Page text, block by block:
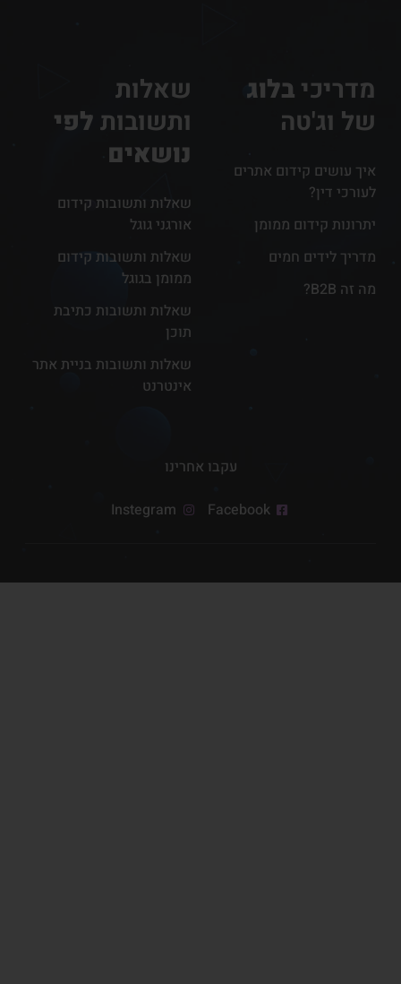
מדריכיבלוג
של וג'טה
איך עושים קידום אתרים
לעורכי דין?
יתרונות קידום ממומן
מדריך לידים חמים
מה זה B2B?
שאלות
ותשובותלפי
נושאים
שאלות ותשובות קידום
אורגני גוגל
שאלות ותשובות קידום
ממומן בגוגל
שאלות ותשובות כתיבת
תוכן
שאלות ותשובות בניית אתר
אינטרנט
עקבו אחרינו
Facebook
Instegram